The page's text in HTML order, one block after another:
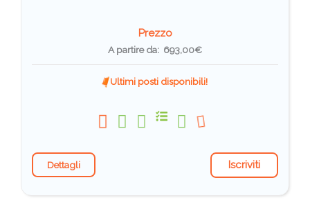
Prezzo
A partire da: 693,00€
Ultimi posti disponibili!
Dettagli Iscriviti